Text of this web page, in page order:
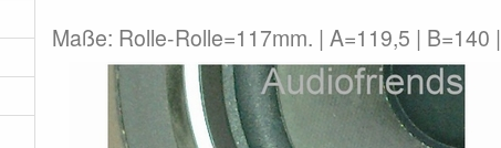
Maße: Rolle-Rolle=117mm. | A=119,5 |